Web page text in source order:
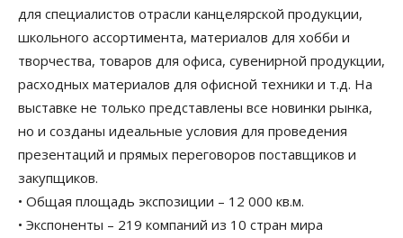
для специалистов отрасли канцелярской продукции,
школьного ассортимента, материалов для хобби и
творчества, товаров для офиса, сувенирной продукции,
расходных материалов для офисной техники и т.д. На
выставке не только представлены все новинки рынка,
но и созданы идеальные условия для проведения
презентаций и прямых переговоров поставщиков и
закупщиков.
• Общая площадь экспозиции – 12 000 кв.м.
• Экспоненты – 219 компаний из 10 стран мира